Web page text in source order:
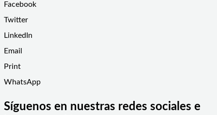
Facebook
Twitter
LinkedIn
Email
Print
WhatsApp
Síguenos en nuestras redes sociales e